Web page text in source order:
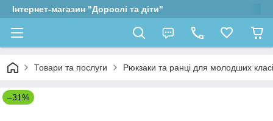
Інтернет-магазин "Дорослі та діти"
Товари та послуги Рюкзаки та ранці для молодших
–31%